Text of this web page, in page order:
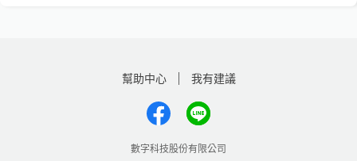
幫助中心 我有建議
數字科技股份有限公司